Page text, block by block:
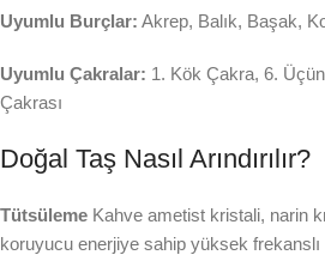
Uyumlu Burçlar: Akrep, Balık, Başak,
Uyumlu Çakralar: 1. Kök Çakra, 6.
Çakrası
Doğal Taş Nasıl Arındırılır?
Tütsüleme Kahve ametist kristali, narin
koruyucu enerjiye sahip yüksek frekanslı